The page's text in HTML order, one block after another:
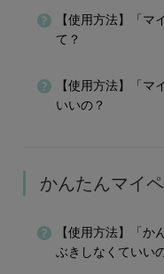
【使用方法】「マ
て？
【使用方法】「マ
いいの？
かんたんマイ
【使用方法】「
ぶきしなくていい